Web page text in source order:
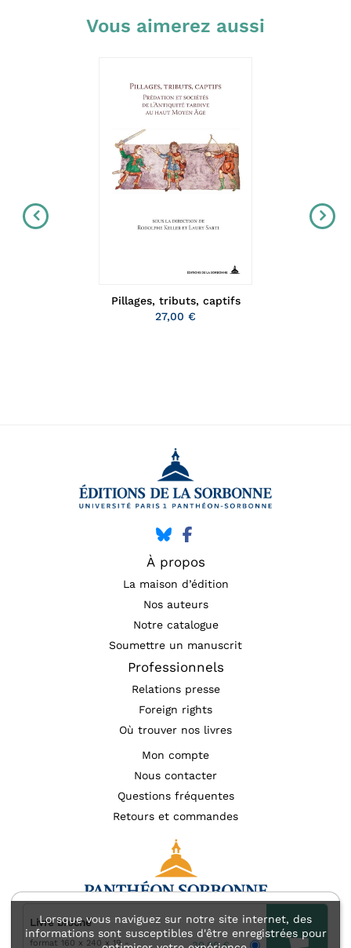
Lorsque vous naviguez sur notre site internet, des
informations sont susceptibles d'être enregistrées pour
Livre broché
format 160 x 240 x 19 30,00 €
Vous aimerez aussi
Pillages, tributs, captifs
27,00 €
À propos
La maison d’édition
Nos auteurs
Notre catalogue
Soumettre un manuscrit
Professionnels
Relations presse
Foreign rights
Où trouver nos livres
Mon compte
Nous contacter
Questions fréquentes
Retours et commandes
Mentions légales Accessibilité : non conforme